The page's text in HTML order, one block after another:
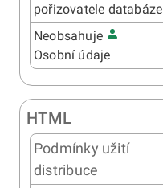
pořizovatele databáze
Neobsahuje
Osobní údaje
HTML
Podmínky užití
distribuce